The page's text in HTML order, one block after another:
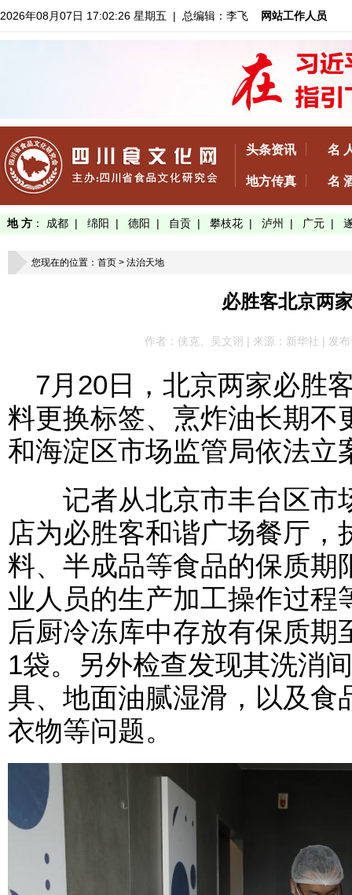
2026年08月07日 17:02:26 星期五 | 总编辑：李飞 网站工作人员
头条资讯 名
地方传真 名
地 方 ： 成都 | 绵阳 | 德阳 | 自贡 | 攀枝花 | 泸州 | 广元 |
您现在的位置： 首页 > 法治天地
必胜客北京两
作者：侠克、吴文诩 | 来源：新华社 | 发
7月20日，北京两家必胜
料更换标签、烹炸油长期不
和海淀区市场监管局依法立
记者从北京市丰台区市
店为必胜客和谐广场餐厅
料、半成品等食品的保质期
业人员的生产加工操作过程
后厨冷冻库中存放有保质
1袋。另外检查发现其洗消
具、地面油腻湿滑，以及食
衣物等问题。